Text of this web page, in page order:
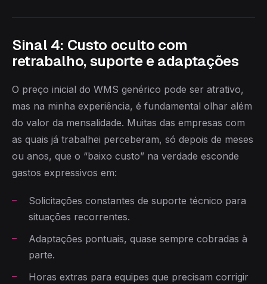
Sinal 4: Custo oculto com
retrabalho, suporte e adaptações
O preço inicial do WMS genérico pode ser atrativo,
mas na minha experiência, é fundamental olhar além
do valor da mensalidade. Muitas das empresas com
as quais já trabalhei perceberam, só depois de meses
ou anos, que o “baixo custo” na verdade esconde
gastos expressivos em:
Solicitações constantes de suporte técnico para
situações recorrentes.
Adaptações pontuais, quase sempre cobradas à
parte.
Horas extras para equipes que precisam corrigir